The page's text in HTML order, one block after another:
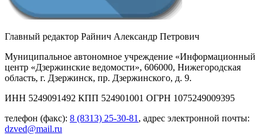
Главный редактор Райнич Александр Петрович
Муниципальное автономное учреждение «Информационный
центр «Дзержинские ведомости», 606000, Нижегородская
область, г. Дзержинск, пр. Дзержинского, д. 9.
ИНН 5249091492 КПП 524901001 ОГРН 1075249009395
телефон (факс): 8 (8313) 25-30-81 , адрес электронной почты:
dzved@mail.ru